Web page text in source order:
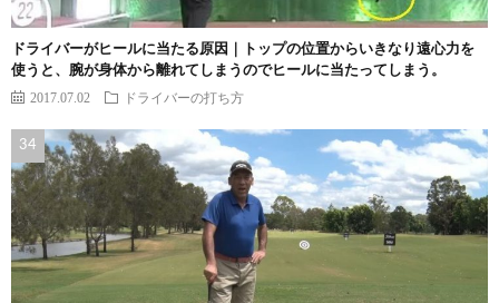
ドライバーがヒールに当たる原因｜トップの位置からいきなり遠心力を
使うと、腕が身体から離れてしまうのでヒールに当たってしまう。
2017.07.02 ドライバーの打ち方